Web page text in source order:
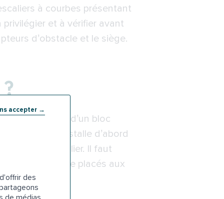
accepter →
des
à courbes présentant
et à vérifier avant
d’obstacle et le siège.
d’un rail et d’un bloc
Le senior s’installe d’abord
monte-escalier. Il faut
peuvent être placés aux
et s’arrête